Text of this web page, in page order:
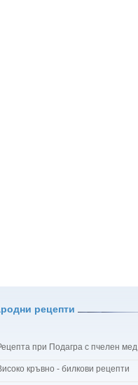
рецепти
при Подагра с пчелен мед
кръвно - билкови рецепти